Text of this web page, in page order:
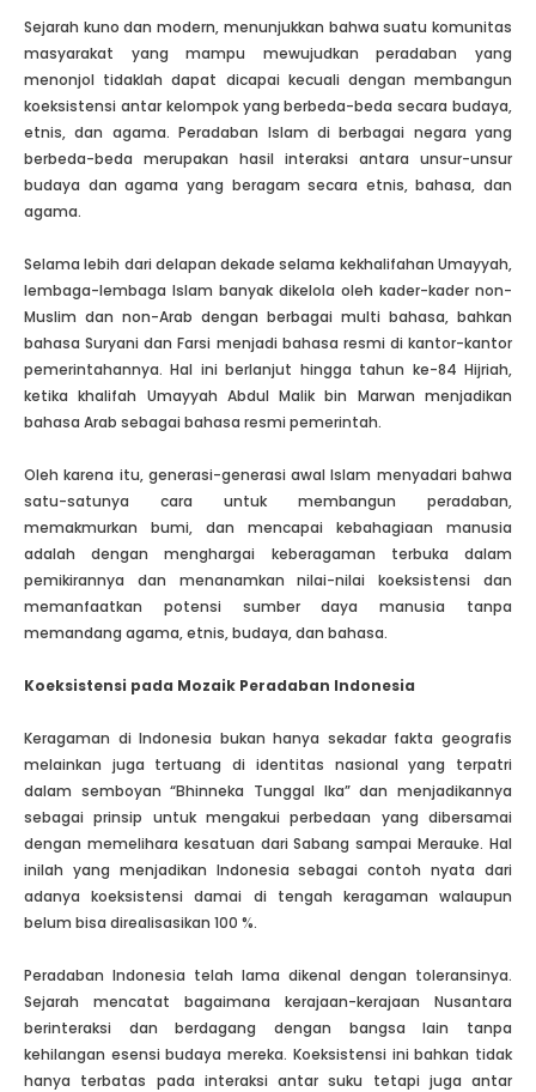
Sejarah kuno dan modern, menunjukkan bahwa suatu komunitas
masyarakat yang mampu mewujudkan peradaban yang
menonjol tidaklah dapat dicapai kecuali dengan membangun
koeksistensi antar kelompok yang berbeda-beda secara budaya,
etnis, dan agama. Peradaban Islam di berbagai negara yang
berbeda-beda merupakan hasil interaksi antara unsur-unsur
budaya dan agama yang beragam secara etnis, bahasa, dan
agama.
Selama lebih dari delapan dekade selama kekhalifahan Umayyah,
lembaga-lembaga Islam banyak dikelola oleh kader-kader non-
Muslim dan non-Arab dengan berbagai multi bahasa, bahkan
bahasa Suryani dan Farsi menjadi bahasa resmi di kantor-kantor
pemerintahannya. Hal ini berlanjut hingga tahun ke-84 Hijriah,
ketika khalifah Umayyah Abdul Malik bin Marwan menjadikan
bahasa Arab sebagai bahasa resmi pemerintah.
Oleh karena itu, generasi-generasi awal Islam menyadari bahwa
satu-satunya cara untuk membangun peradaban,
memakmurkan bumi, dan mencapai kebahagiaan manusia
adalah dengan menghargai keberagaman terbuka dalam
pemikirannya dan menanamkan nilai-nilai koeksistensi dan
memanfaatkan potensi sumber daya manusia tanpa
memandang agama, etnis, budaya, dan bahasa.
Koeksistensi pada Mozaik Peradaban Indonesia
Keragaman di Indonesia bukan hanya sekadar fakta geografis
melainkan juga tertuang di identitas nasional yang terpatri
dalam semboyan “Bhinneka Tunggal Ika” dan menjadikannya
sebagai prinsip untuk mengakui perbedaan yang dibersamai
dengan memelihara kesatuan dari Sabang sampai Merauke. Hal
inilah yang menjadikan Indonesia sebagai contoh nyata dari
adanya koeksistensi damai di tengah keragaman walaupun
belum bisa direalisasikan 100 %.
Peradaban Indonesia telah lama dikenal dengan toleransinya.
Sejarah mencatat bagaimana kerajaan-kerajaan Nusantara
berinteraksi dan berdagang dengan bangsa lain tanpa
kehilangan esensi budaya mereka. Koeksistensi ini bahkan tidak
hanya terbatas pada interaksi antar suku tetapi juga antar